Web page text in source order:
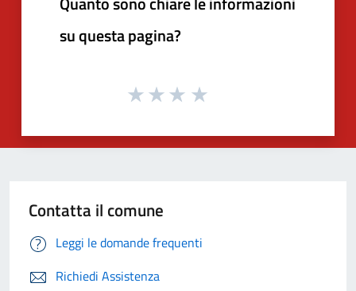
su questa pagina?
Contatta il comune
Leggi le domande frequenti
Richiedi Assistenza